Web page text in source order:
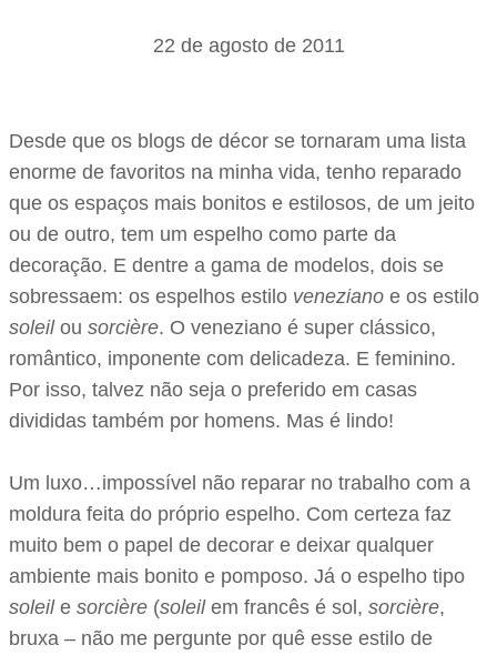
22 de agosto de 2011
Desde que os blogs de décor se tornaram uma lista
enorme de favoritos na minha vida, tenho reparado
que os espaços mais bonitos e estilosos, de um jeito
ou de outro, tem um espelho como parte da
decoração. E dentre a gama de modelos, dois se
sobressaem: os espelhos estilo veneziano e os estilo
soleil ou sorcière. O veneziano é super clássico,
romântico, imponente com delicadeza. E feminino.
Por isso, talvez não seja o preferido em casas
divididas também por homens. Mas é lindo!
Um luxo…impossível não reparar no trabalho com a
moldura feita do próprio espelho. Com certeza faz
muito bem o papel de decorar e deixar qualquer
ambiente mais bonito e pomposo. Já o espelho tipo
soleile sorcière (soleil em francês é sol, sorcière,
bruxa – não me pergunte por quê esse estilo de